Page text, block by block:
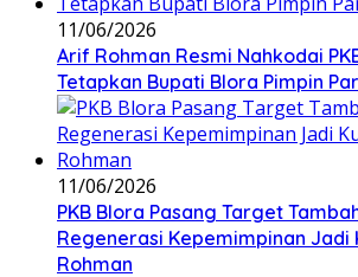
11/06/2026
Arif Rohman Resmi Nahkodai
Tetapkan Bupati Blora Pimpin
11/06/2026
PKB Blora Pasang Target
Regenerasi Kepemimpinan Jadi
Rohman